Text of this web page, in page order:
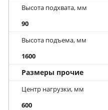
Высота подхвата, мм
90
Высота подъема, мм
1600
Размеры прочие
Центр нагрузки, мм
600